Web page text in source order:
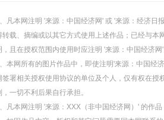
凡本网注明 '来源：中国经济网' 或 '来源：经济日
转载、摘编或以其它方式使用上述作品；已经与
，且在授权范围内使用时应注明 '来源：中国经济
本网所有的图片作品中，即使注明'来源：中国经
签署相关授权使用协议的单位及个人，仅有权在
，一切不利后果自行承担。
凡本网注明 '来源：XXX（非中国经济网）' 的作